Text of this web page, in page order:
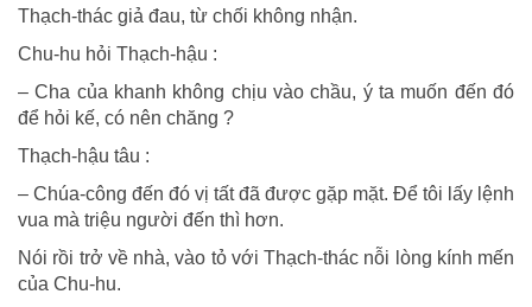
Thạch-thác giả đau, từ chối không nhận.
Chu-hu hỏi Thạch-hậu :
– Cha của khanh không chịu vào chầu, ý ta muốn đến đó
để hỏi kế, có nên chăng ?
Thạch-hậu tâu :
– Chúa-công đến đó vị tất đã được gặp mặt. Để tôi lấy lệnh
vua mà triệu người đến thì hơn.
Nói rồi trở về nhà, vào tỏ với Thạch-thác nỗi lòng kính mến
của Chu-hu.